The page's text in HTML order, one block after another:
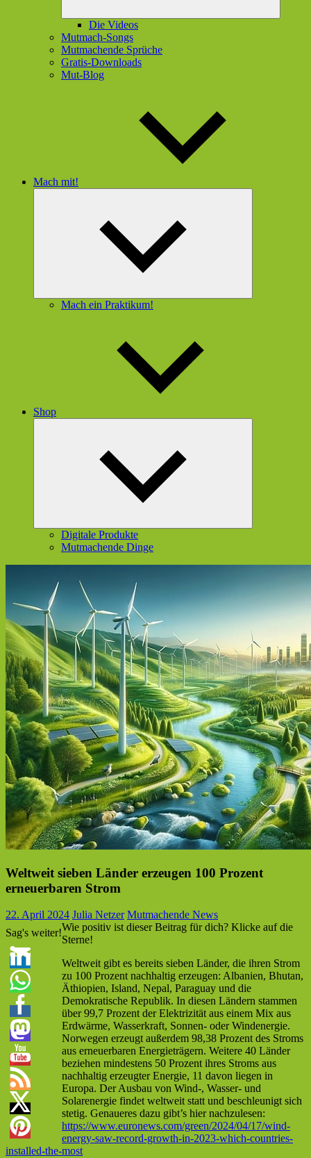
Die Videos
Mutmach-Songs
Mutmachende Sprüche
Gratis-Downloads
Mut-Blog
Mach mit!
Mach ein Praktikum!
Shop
Digitale Produkte
Mutmachende Dinge
Weltweit sieben Länder erzeugen 100 Prozent
erneuerbaren Strom
22. April 2024 Julia Netzer Mutmachende News
Sag's weiter!Wie positiv ist dieser Beitrag für dich? Klicke auf die
Sterne!
Weltweit gibt es bereits sieben Länder, die ihren Strom
zu 100 Prozent nachhaltig erzeugen: Albanien, Bhutan,
Äthiopien, Island, Nepal, Paraguay und die
Demokratische Republik. In diesen Ländern stammen
über 99,7 Prozent der Elektrizität aus einem Mix aus
Erdwärme, Wasserkraft, Sonnen- oder Windenergie.
Norwegen erzeugt außerdem 98,38 Prozent des Stroms
aus erneuerbaren Energieträgern. Weitere 40 Länder
beziehen mindestens 50 Prozent ihres Stroms aus
nachhaltig erzeugter Energie, 11 davon liegen in
Europa. Der Ausbau von Wind-, Wasser- und
Solarenergie findet weltweit statt und beschleunigt sich
stetig. Genaueres dazu gibt’s hier nachzulesen:
https://www.euronews.com/green/2024/04/17/wind-
energy-saw-record-growth-in-2023-which-countries-
installed-the-most